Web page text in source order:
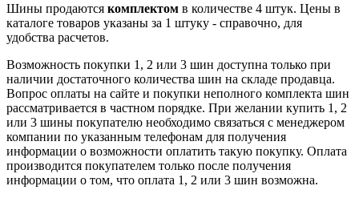
Шины продаются комплектом в количестве 4 штук. Цены в
каталоге товаров указаны за 1 штуку - справочно, для
удобства расчетов.
Возможность покупки 1, 2 или 3 шин доступна только при
наличии достаточного количества шин на складе продавца.
Вопрос оплаты на сайте и покупки неполного комплекта шин
рассматривается в частном порядке. При желании купить 1, 2
или 3 шины покупателю необходимо связаться с менеджером
компании по указанным телефонам для получения
информации о возможности оплатить такую покупку. Оплата
производится покупателем только после получения
информации о том, что оплата 1, 2 или 3 шин возможна.